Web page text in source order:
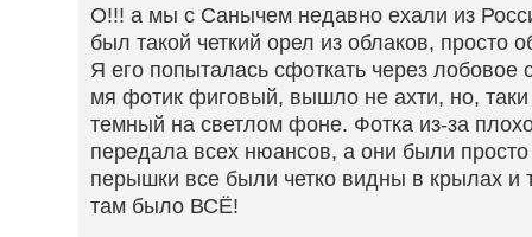
О!!! а мы с Санычем недавно ехали из
был такой четкий орел из облаков, просто
Я его попыталась сфоткать через лобовое
мя фотик фиговый, вышло не ахти, но, таки
темный на светлом фоне. Фотка из-за
передала всех нюансов, а они были
перышки все были четко видны в крылах и
там было ВСЁ!